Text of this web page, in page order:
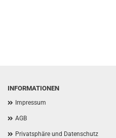
INFORMATIONEN
Impressum
AGB
Privatsphäre und Datenschutz